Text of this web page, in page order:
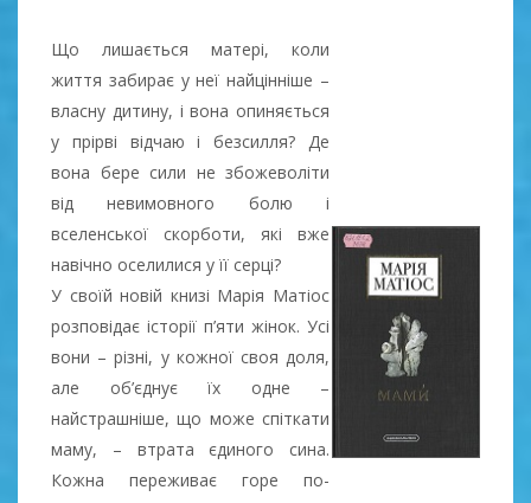
Що лишається матері, коли
життя забирає у неї найцінніше –
власну дитину, і вона опиняється
у прірві відчаю і безсилля? Де
вона бере сили не збожеволіти
від невимовного болю і
вселенської скорботи, які вже
навічно оселилися у її серці?
У своїй новій книзі Марія Матіос
розповідає історії п’яти жінок. Усі
вони – різні, у кожної своя доля,
але об’єднує їх одне –
найстрашніше, що може спіткати
маму, – втрата єдиного сина.
Кожна переживає горе по-